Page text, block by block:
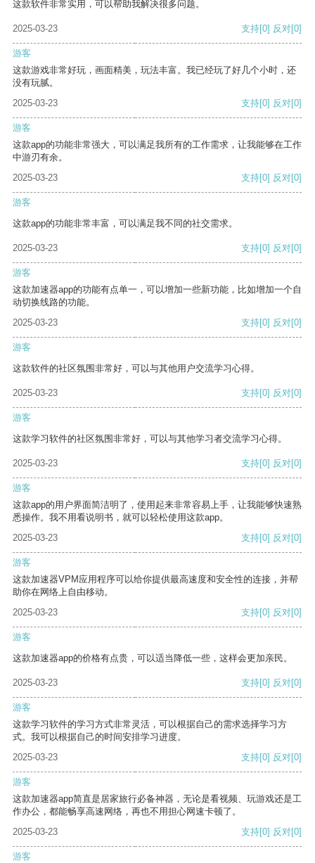
这款软件非常实用，可以帮助我解决很多问题。
2025-03-23 支持[0] 反对[0]
游客
这款游戏非常好玩，画面精美，玩法丰富。我已经玩了好几个小时，还
没有玩腻。
2025-03-23
支持[0] 反对[0]
游客
这款app的功能非常强大，可以满足我所有的工作需求，让我能够在工作
中游刃有余。
2025-03-23
支持[0] 反对[0]
游客
这款app的功能非常丰富，可以满足我不同的社交需求。
2025-03-23 支持[0] 反对[0]
游客
这款加速器app的功能有点单一，可以增加一些新功能，比如增加一个自
动切换线路的功能。
2025-03-23
支持[0] 反对[0]
游客
这款软件的社区氛围非常好，可以与其他用户交流学习心得。
2025-03-23 支持[0] 反对[0]
游客
这款学习软件的社区氛围非常好，可以与其他学习者交流学习心得。
2025-03-23 支持[0] 反对[0]
游客
这款app的用户界面简洁明了，使用起来非常容易上手，让我能够快速熟
悉操作。我不用看说明书，就可以轻松使用这款app。
2025-03-23
支持[0] 反对[0]
游客
这款加速器VPM应用程序可以给你提供最高速度和安全性的连接，并帮
助你在网络上自由移动。
2025-03-23
支持[0] 反对[0]
游客
这款加速器app的价格有点贵，可以适当降低一些，这样会更加亲民。
2025-03-23 支持[0] 反对[0]
游客
这款学习软件的学习方式非常灵活，可以根据自己的需求选择学习方
式。我可以根据自己的时间安排学习进度。
2025-03-23
支持[0] 反对[0]
游客
这款加速器app简直是居家旅行必备神器，无论是看视频、玩游戏还是工
作办公，都能畅享高速网络，再也不用担心网速卡顿了。
2025-03-23
支持[0] 反对[0]
游客